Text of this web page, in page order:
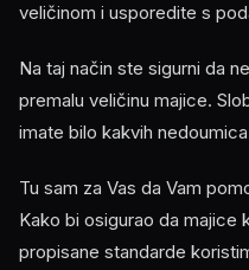
veličinom i usporedite s
Na taj način ste sigurni da
premalu veličinu majice.
imate bilo kakvih
Tu sam za Vas da Vam
Kako bi osigurao da majice
propisane standarde